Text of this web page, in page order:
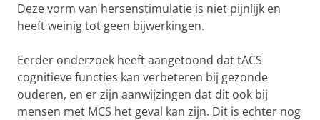
Deze vorm van hersenstimulatie is niet pijnlijk en
heeft weinig tot geen bijwerkingen.
Eerder onderzoek heeft aangetoond dat tACS
cognitieve functies kan verbeteren bij gezonde
ouderen, en er zijn aanwijzingen dat dit ook bij
mensen met MCS het geval kan zijn. Dit is echter nog